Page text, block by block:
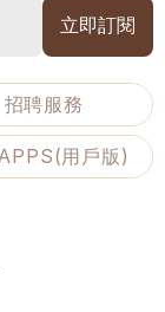
招聘服務
用戶版)